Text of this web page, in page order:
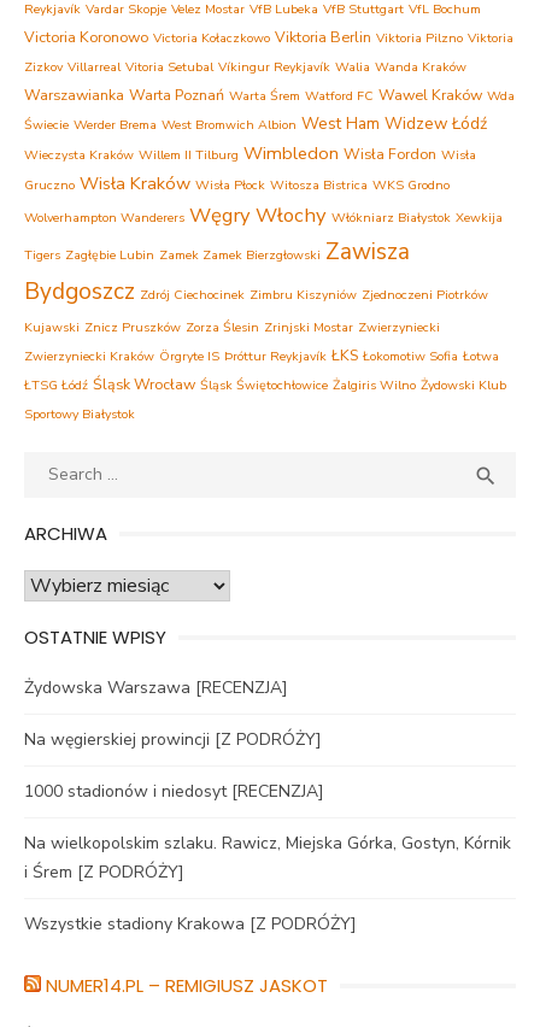
Reykjavík Vardar Skopje Velez Mostar VfB Lubeka VfB Stuttgart VfL Bochum
Victoria Koronowo Victoria Kołaczkowo Viktoria Berlin Viktoria Pilzno Viktoria
Zizkov Villarreal Vitoria Setubal Víkingur Reykjavík Walia Wanda Kraków
Warszawianka Warta Poznań Warta Śrem Watford FC Wawel Kraków Wda
Świecie Werder Brema West Bromwich Albion West Ham Widzew Łódź
Wieczysta Kraków Willem II Tilburg Wimbledon Wisła Fordon Wisła
Gruczno Wisła Kraków Wisła Płock Witosza Bistrica WKS Grodno
Wolverhampton Wanderers WęgryWłochy Włókniarz Białystok Xewkija
Tigers Zagłębie Lubin Zamek Zamek Bierzgłowski Zawisza
Bydgoszcz Zdrój Ciechocinek Zimbru Kiszyniów Zjednoczeni Piotrków
Kujawski Znicz Pruszków Zorza Ślesin Zrinjski Mostar Zwierzyniecki
Zwierzyniecki Kraków Örgryte IS Þróttur Reykjavík ŁKS Łokomotiw Sofia Łotwa
ŁTSG Łódź Śląsk Wrocław Śląsk Świętochłowice Żalgiris Wilno Żydowski Klub
Sportowy Białystok
Search

ARCHIWA
Archiwa
OSTATNIE WPISY
Żydowska Warszawa [RECENZJA]
Na węgierskiej prowincji [Z PODRÓŻY]
1000 stadionów i niedosyt [RECENZJA]
Na wielkopolskim szlaku. Rawicz, Miejska Górka, Gostyn, Kórnik
i Śrem [Z PODRÓŻY]
Wszystkie stadiony Krakowa [Z PODRÓŻY]
NUMER14.PL – REMIGIUSZ JASKOT